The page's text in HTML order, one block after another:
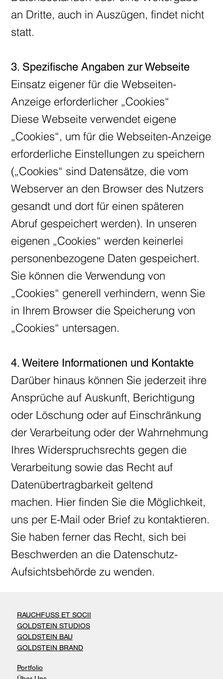
an Dritte, auch in Auszügen, findet nicht
statt.
3. Spezifische Angaben zur Webseite
Einsatz eigener für die Webseiten-
Anzeige erforderlicher „Cookies“
Diese Webseite verwendet eigene
„Cookies“, um für die Webseiten-Anzeige
erforderliche Einstellungen zu speichern
(„Cookies“ sind Datensätze, die vom
Webserver an den Browser des Nutzers
gesandt und dort für einen späteren
Abruf gespeichert werden). In unseren
eigenen „Cookies“ werden keinerlei
personenbezogene Daten gespeichert.
Sie können die Verwendung von
„Cookies“ generell verhindern, wenn Sie
in Ihrem Browser die Speicherung von
„Cookies“ untersagen.
4. Weitere Informationen und Kontakte
Darüber hinaus können Sie jederzeit ihre
Ansprüche auf Auskunft, Berichtigung
oder Löschung oder auf Einschränkung
der Verarbeitung oder der Wahrnehmung
Ihres Widerspruchsrechts gegen die
Verarbeitung sowie das Recht auf
Datenübertragbarkeit geltend
machen. Hier finden Sie die Möglichkeit,
uns per E-Mail oder Brief zu kontaktieren.
Sie haben ferner das Recht, sich bei
Beschwerden an die Datenschutz-
Aufsichtsbehörde zu wenden.
RAUCHFUSS ET SOCII
GOLDSTEIN STUDIOS
GOLDSTEIN BAU
GOLDSTEIN BRAND
Portfolio